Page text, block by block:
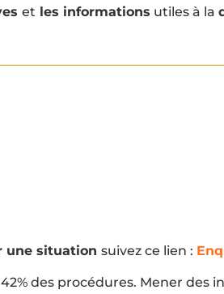
et les informations utiles à la
une situation suivez ce lien :
des procédures. Mener des